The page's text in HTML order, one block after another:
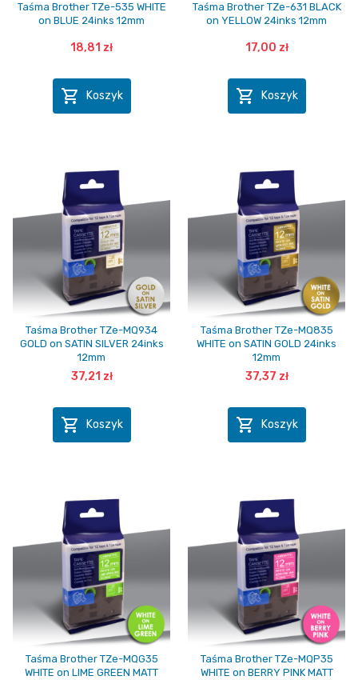
Taśma Brother TZe-535 WHITE
on BLUE 24inks 12mm
18,81 zł
 Koszyk
Taśma Brother TZe-631 BLACK
on YELLOW 24inks 12mm
17,00 zł
 Koszyk
Taśma Brother TZe-MQ934
GOLD on SATIN SILVER 24inks
12mm
37,21 zł
 Koszyk
Taśma Brother TZe-MQ835
WHITE on SATIN GOLD 24inks
12mm
37,37 zł
 Koszyk
Taśma Brother TZe-MQG35
WHITE on LIME GREEN MATT
Taśma Brother TZe-MQP35
WHITE on BERRY PINK MATT